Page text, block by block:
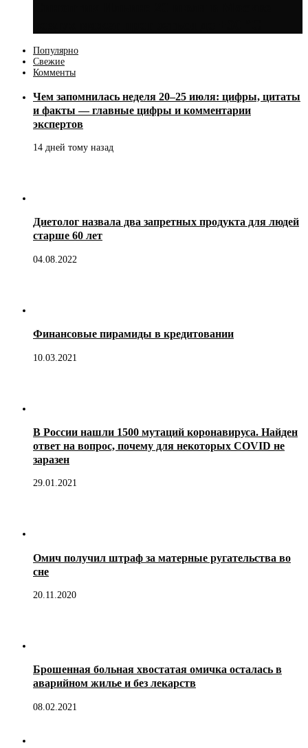
Популярно
Свежие
Комменты
Чем запомнилась неделя 20–25 июля: цифры, цитаты
и факты — главные цифры и комментарии
экспертов
14 дней тому назад
Диетолог назвала два запретных продукта для людей
старше 60 лет
04.08.2022
Финансовые пирамиды в кредитовании
10.03.2021
В России нашли 1500 мутаций коронавируса. Найден
ответ на вопрос, почему для некоторых COVID не
заразен
29.01.2021
Омич получил штраф за матерные ругательства во
сне
20.11.2020
Брошенная больная хвостатая омичка осталась в
аварийном жилье и без лекарств
08.02.2021